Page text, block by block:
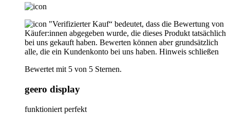
"Verifizierter Kauf“ bedeutet, dass die Bewertung von
Käufer:innen abgegeben wurde, die dieses Produkt tatsächlich
bei uns gekauft haben. Bewerten können aber grundsätzlich
alle, die ein Kundenkonto bei uns haben. Hinweis schließen
Bewertet mit 5 von 5 Sternen.
geero display
funktioniert perfekt